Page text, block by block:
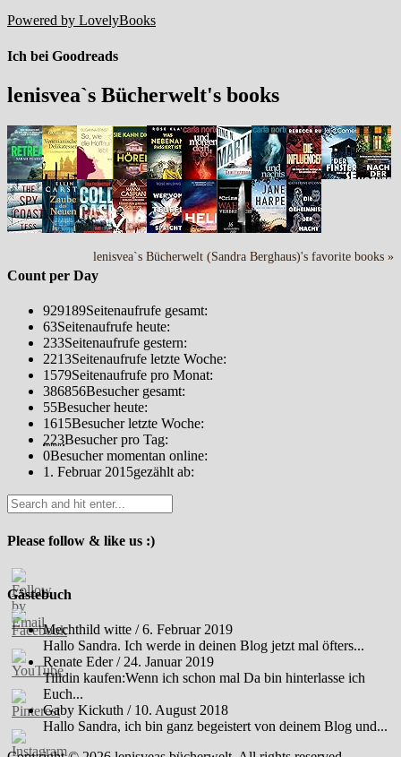
Powered by LovelyBooks
Ich bei Goodreads
lenisvea`s Bücherwelt's books
lenisvea`s Bücherwelt (Sandra Berghaus)'s favorite books »
Count per Day
929189Seitenaufrufe gesamt:
63Seitenaufrufe heute:
233Seitenaufrufe gestern:
2213Seitenaufrufe letzte Woche:
1579Seitenaufrufe pro Monat:
386856Besucher gesamt:
55Besucher heute:
1615Besucher letzte Woche:
223Besucher pro Tag:
0Besucher momentan online:
1. Februar 2015gezählt ab:
Please follow & like us :)
Gästebuch
Mechthild witte /6. Februar 2019
Hallo Sandra. Ich werde in deinen Blog jetzt mal öfters...
Renate Eder/24. Januar 2019
Tilidin kaufen:Wenn ich schon mal Da bin hinterlasse ich
Euch...
Gaby Kickuth / 10. August 2018
Hallo Sandra, ich bin ganz begeistert von deinem Blog und...